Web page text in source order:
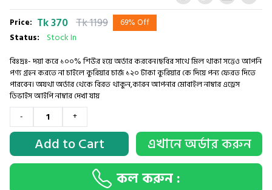
Price: Tk 370 Tk 1199 69% Off
Status: Stock In
বিঃদ্রঃ- দয়া করে ১০০% শিউর হয়ে অর্ডার করবেন।ছবির সাথে মিল থাকা সত্তেও আপনি
পণ্য গ্রহন করতে না চাইলে কুরিয়ার চার্জ ১২০ টাকা কুরিয়ার কে দিয়ে পন্য ফেরত দিতে
পারবেন। অযথা অর্ডার থেকে বিরত থাকুন,কারন আপনার মোবাইল নাম্বার এড্রেস
ডিভাইস আইপি নাম্বার দেখা যায়
-
+
Add to Cart
এখানে অর্ডার করুন
কল করুন :